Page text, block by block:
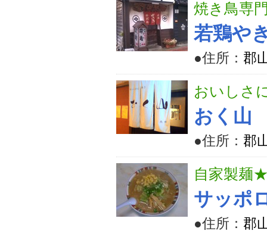
焼き鳥専
若鶏や
●住所： 郡
おいしさ
おく山
●住所： 郡
自家製麺
サッポ
●住所： 郡